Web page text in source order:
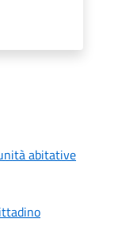
abitative